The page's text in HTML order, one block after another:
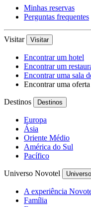
Minhas reservas
Perguntas frequentes
Visitar Visitar
Encontrar um hotel
Encontrar um
Encontrar uma sala
Encontrar uma oferta
Destinos Destinos
Europa
Ásia
Oriente Médio
América do Sul
Pacífico
Universo Novotel
A experiência
Família